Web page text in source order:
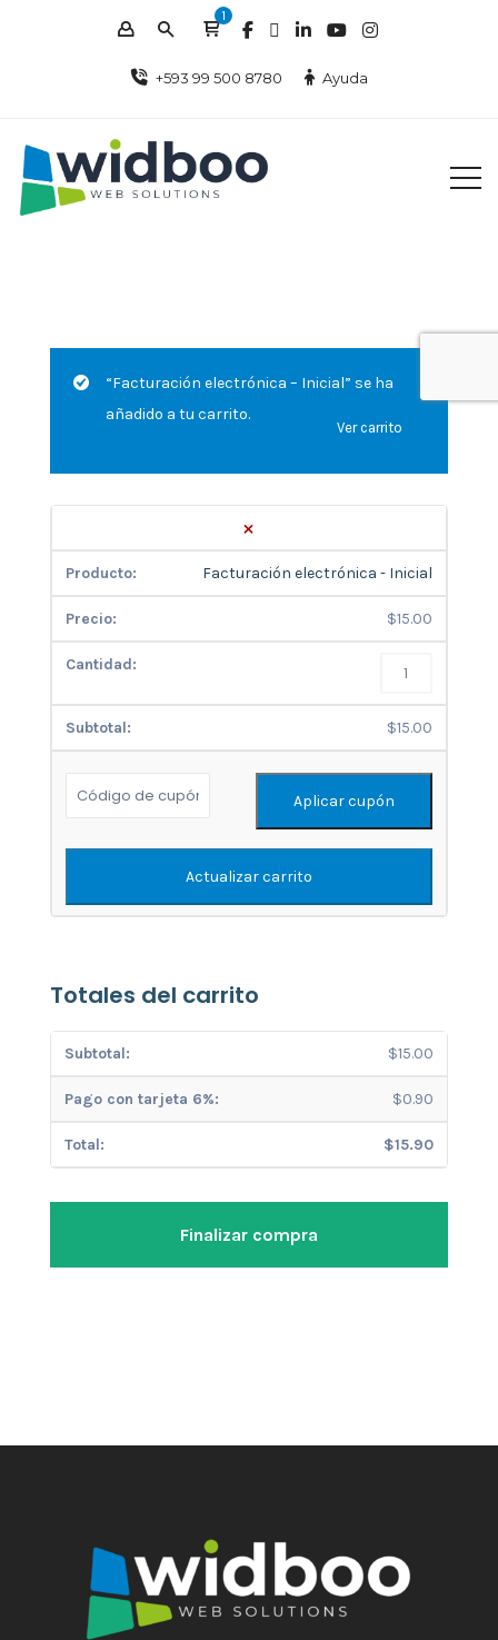
1
+593 99 500 8780 Ayuda
“Facturación electrónica – Inicial” se ha
añadido a tu carrito.
Ver carrito
×
Facturación electrónica - Inicial
$15.00
$15.00
Aplicar cupón
Actualizar carrito
Totales del carrito
$15.00
$0.90
$15.90
Finalizar compra